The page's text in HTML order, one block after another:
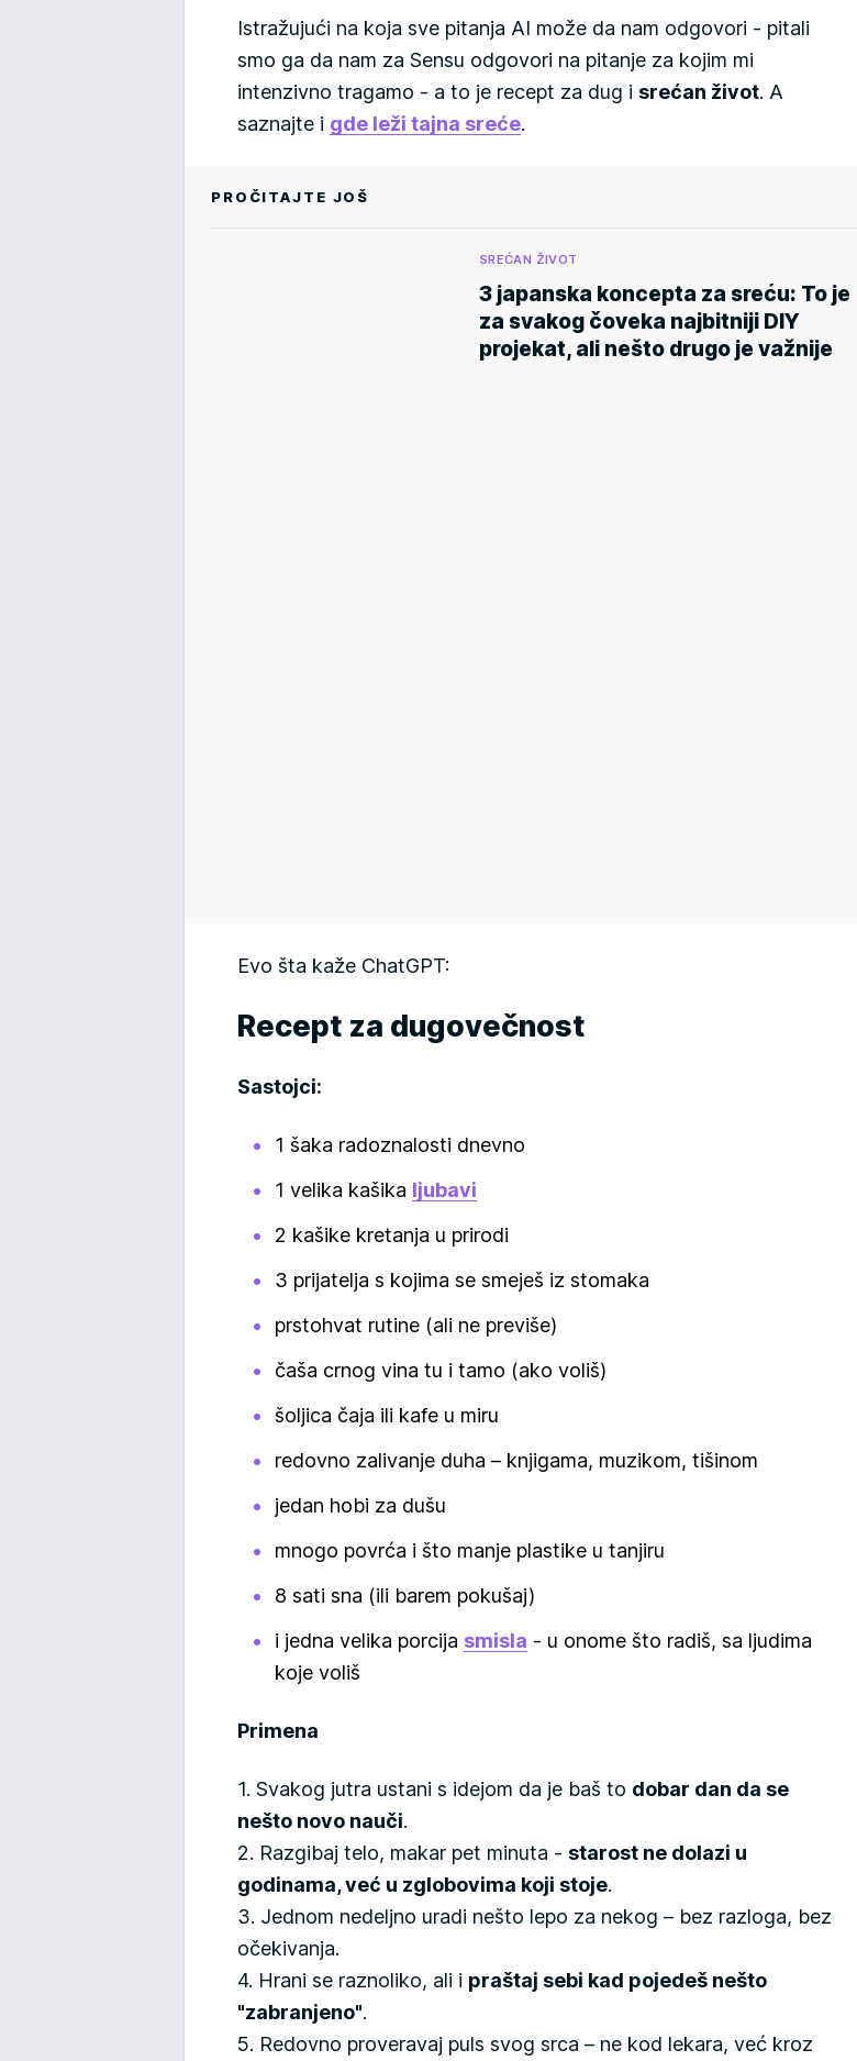
Istražujući na koja sve pitanja AI može da nam odgovori - pitali
smo ga da nam za Sensu odgovori na pitanje za kojim mi
intenzivno tragamo - a to je recept za dug i srećan život. A
saznajte i gde leži tajna sreće.
PROČITAJTE JOŠ
SREĆAN ŽIVOT
3 japanska koncepta za sreću: To je
za svakog čoveka najbitniji DIY
projekat, ali nešto drugo je važnije
Evo šta kaže ChatGPT:
Recept za dugovečnost
Sastojci:
1 šaka radoznalosti dnevno
1 velika kašika ljubavi
2 kašike kretanja u prirodi
3 prijatelja s kojima se smeješ iz stomaka
prstohvat rutine (ali ne previše)
čaša crnog vina tu i tamo (ako voliš)
šoljica čaja ili kafe u miru
redovno zalivanje duha – knjigama, muzikom, tišinom
jedan hobi za dušu
mnogo povrća i što manje plastike u tanjiru
8 sati sna (ili barem pokušaj)
i jedna velika porcija smisla - u onome što radiš, sa ljudima
koje voliš
Primena
1. Svakog jutra ustani s idejom da je baš to dobar dan da se
nešto novo nauči.
2. Razgibaj telo, makar pet minuta - starost ne dolazi u
godinama, već u zglobovima koji stoje.
3. Jednom nedeljno uradi nešto lepo za nekog – bez razloga, bez
očekivanja.
4. Hrani se raznoliko, ali i praštaj sebi kad pojedeš nešto
"zabranjeno".
5. Redovno proveravaj puls svog srca – ne kod lekara, već kroz